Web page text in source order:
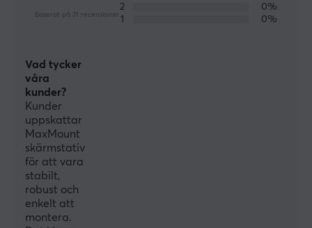
Skärmstorlek
17-49"
Rotation
+180°~-180°
Svängområde
+90°~-90°
Lutning
+50°~-20°
Baserat på 31 recensioner
2
0%
1
0%
Vad tycker
våra
kunder?
Kunder
uppskattar
MaxMount
skärmstativ
för att vara
stabilt,
robust och
enkelt att
montera.